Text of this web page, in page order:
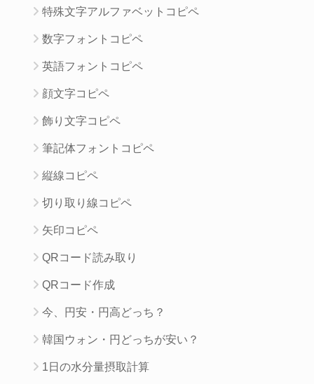
特殊文字アルファベットコピペ
数字フォントコピペ
英語フォントコピペ
顔文字コピペ
飾り文字コピペ
筆記体フォントコピペ
縦線コピペ
切り取り線コピペ
矢印コピペ
QRコード読み取り
QRコード作成
今、円安・円高どっち？
韓国ウォン・円どっちが安い？
1日の水分量摂取計算